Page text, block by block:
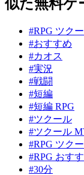
似た無料ゲ
#RPG ツク
#おすすめ
#カオス
#実況
#戦闘
#短編
#短編 RPG
#ツクール
#ツクール
#RPG ツク
#RPG おす
#30分